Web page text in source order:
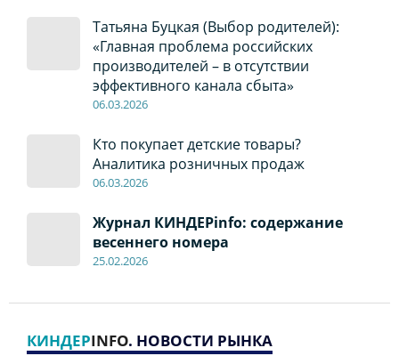
Татьяна Буцкая (Выбор родителей):
«Главная проблема российских
производителей – в отсутствии
эффективного канала сбыта»
06.03.2026
Кто покупает детские товары?
Аналитика розничных продаж
06.03.2026
Журнал КИНДЕРinfo: содержание
весеннего номера
25.02.2026
КИНДЕРINFO. НОВОСТИ РЫНКА